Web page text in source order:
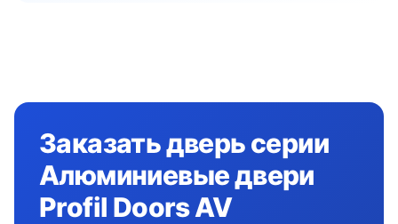
Заказать дверь серии
Алюминиевые двери
Profil Doors AV